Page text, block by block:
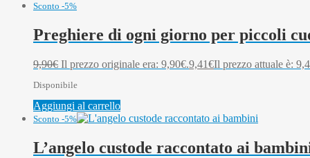
Sconto -5%
Preghiere di ogni giorno per piccoli
9,90€ Il prezzo originale era: 9,90€.9,41€Il prezzo attuale è:
Disponibile
Aggiungi al carrello
Sconto -5%
L’angelo custode raccontato ai